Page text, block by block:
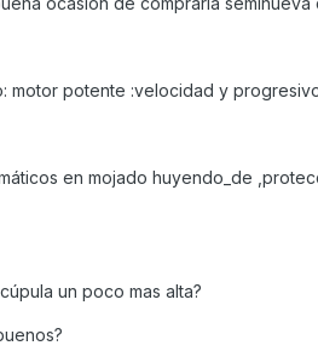
motor potente :velocidad y
en mojado huyendo_de
un poco mas alta?